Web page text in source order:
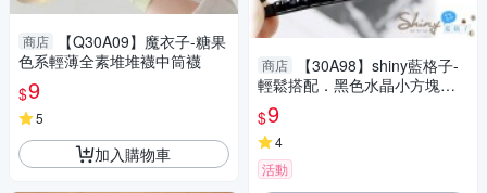
商店
【Q30A09】魔衣子-糖果
色系輕薄全素堆堆襪中筒襪
$9
5
加入購物車
商店
【30A98】shiny藍格子-
輕鬆搭配．黑色水晶小方塊造
型髮飾/一字髮夾
$9
4
活動